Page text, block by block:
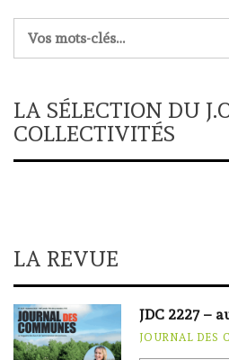
LA SÉLECTION DU
COLLECTIVITÉS
LA REVUE
JDC 2227 –
JOURNAL DES